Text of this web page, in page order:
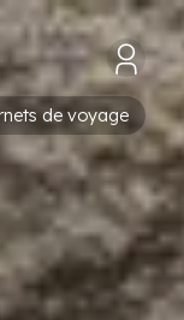
de voyage